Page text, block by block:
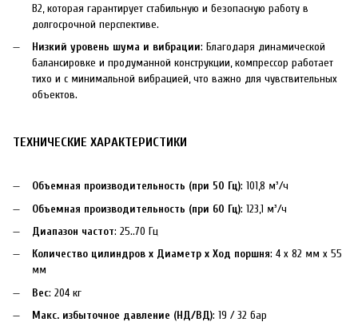
B2, которая гарантирует стабильную и безопасную работу в
долгосрочной перспективе.
Низкий уровень шума и вибрации: Благодаря динамической
балансировке и продуманной конструкции, компрессор работает
тихо и с минимальной вибрацией, что важно для чувствительных
объектов.
ТЕХНИЧЕСКИЕ ХАРАКТЕРИСТИКИ
Объемная производительность (при 50 Гц): 101,8 м³/ч
Объемная производительность (при 60 Гц): 123,1 м³/ч
Диапазон частот: 25..70 Гц
Количество цилиндров x Диаметр x Ход поршня: 4 x 82 мм x 55
мм
Вес: 204 кг
Макс. избыточное давление (НД/ВД): 19 / 32 бар